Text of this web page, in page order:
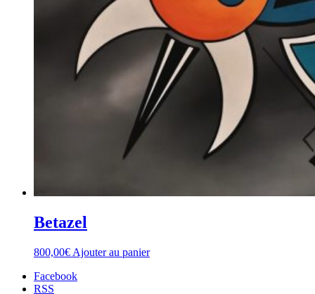
Betazel
800,00€ Ajouter au panier
Facebook
RSS